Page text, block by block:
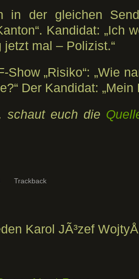
in der gleichen
Kandidat: „Ich
jetzt mal – Polizist.“
Show „Risiko“: „Wie
Der Kandidat: „Mein
schaut euch die
Trackback
Karol JÃ³zef